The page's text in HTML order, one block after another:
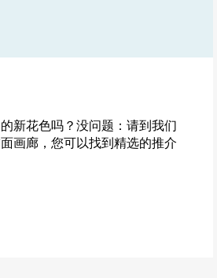
新花色吗？没问题：请到我们
画廊，您可以找到精选的推介